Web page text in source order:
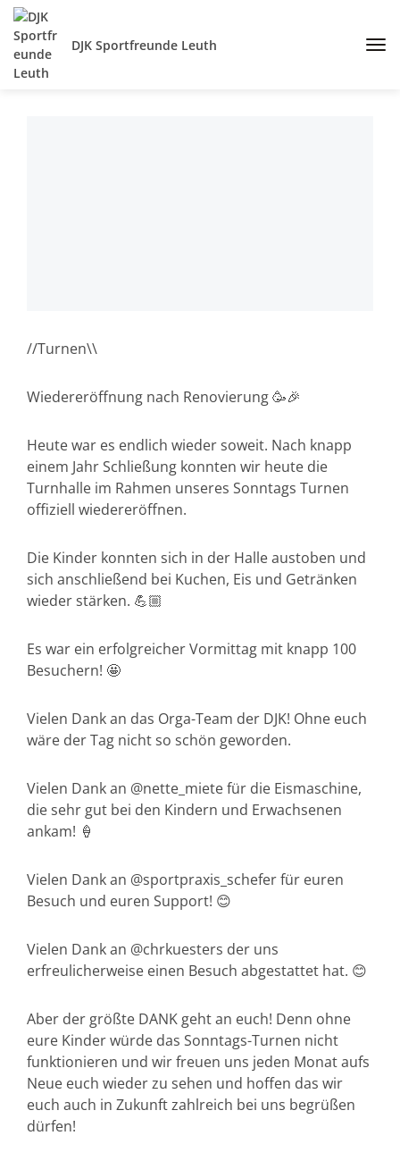
DJK Sportfreunde Leuth
//Turnen\\
Wiedereröffnung nach Renovierung 🥳🎉
Heute war es endlich wieder soweit. Nach knapp
einem Jahr Schließung konnten wir heute die
Turnhalle im Rahmen unseres Sonntags Turnen
offiziell wiedereröffnen.
Die Kinder konnten sich in der Halle austoben und
sich anschließend bei Kuchen, Eis und Getränken
wieder stärken. 💪🏼
Es war ein erfolgreicher Vormittag mit knapp 100
Besuchern! 🤩
Vielen Dank an das Orga-Team der DJK! Ohne euch
wäre der Tag nicht so schön geworden.
Vielen Dank an @nette_miete für die Eismaschine,
die sehr gut bei den Kindern und Erwachsenen
ankam! 🍦
Vielen Dank an @sportpraxis_schefer für euren
Besuch und euren Support! 😊
Vielen Dank an @chrkuesters der uns
erfreulicherweise einen Besuch abgestattet hat. 😊
Aber der größte DANK geht an euch! Denn ohne
eure Kinder würde das Sonntags-Turnen nicht
funktionieren und wir freuen uns jeden Monat aufs
Neue euch wieder zu sehen und hoffen das wir
euch auch in Zukunft zahlreich bei uns begrüßen
dürfen!